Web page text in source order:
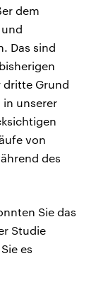
dem
Das sind
dritte Grund
in unserer
von
des
Sie das
Studie
es